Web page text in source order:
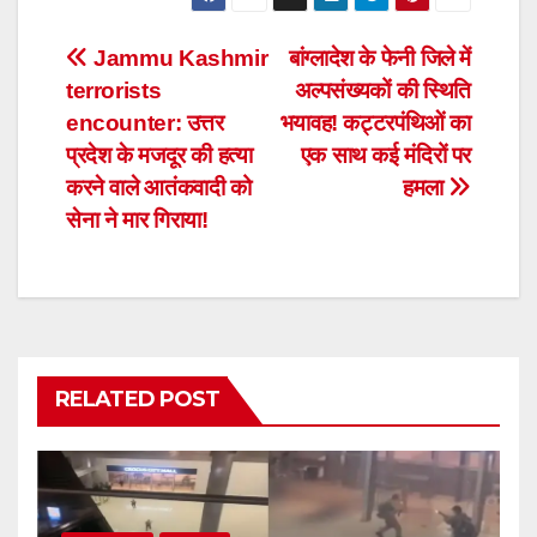
Post
navigation
बांग्लादेश के फेनी जिले में
अल्पसंख्यकों की स्थिति
भयावह! कट्टरपंथिओं का
एक साथ कई मंदिरों पर
हमला
Jammu Kashmir
terrorists
encounter: उत्तर
प्रदेश के मजदूर की हत्या
करने वाले आतंकवादी को
सेना ने मार गिराया!
RELATED POST